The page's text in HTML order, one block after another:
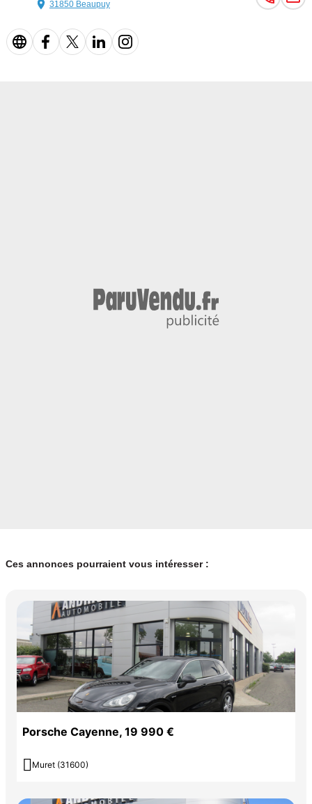
- Verrouillage centralisé sans clé
- Vitres électriques
420
31850 Beaupuy
Ces annonces pourraient vous intéresser :
Porsche Cayenne, 19 990 €
 Muret (31600)